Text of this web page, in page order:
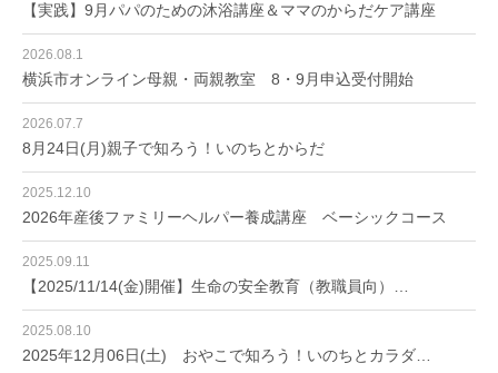
【実践】9月パパのための沐浴講座＆ママのからだケア講座
2026.08.1
横浜市オンライン母親・両親教室 8・9月申込受付開始
2026.07.7
8月24日(月)親子で知ろう！いのちとからだ
2025.12.10
2026年産後ファミリーヘルパー養成講座 ベーシックコース
2025.09.11
【2025/11/14(金)開催】生命の安全教育（教職員向）…
2025.08.10
2025年12月06日(土) おやこで知ろう！いのちとカラダ…